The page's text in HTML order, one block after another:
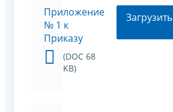
Приложение
№ 1 к
Приказу
(DOC 68
KB)
Загрузить